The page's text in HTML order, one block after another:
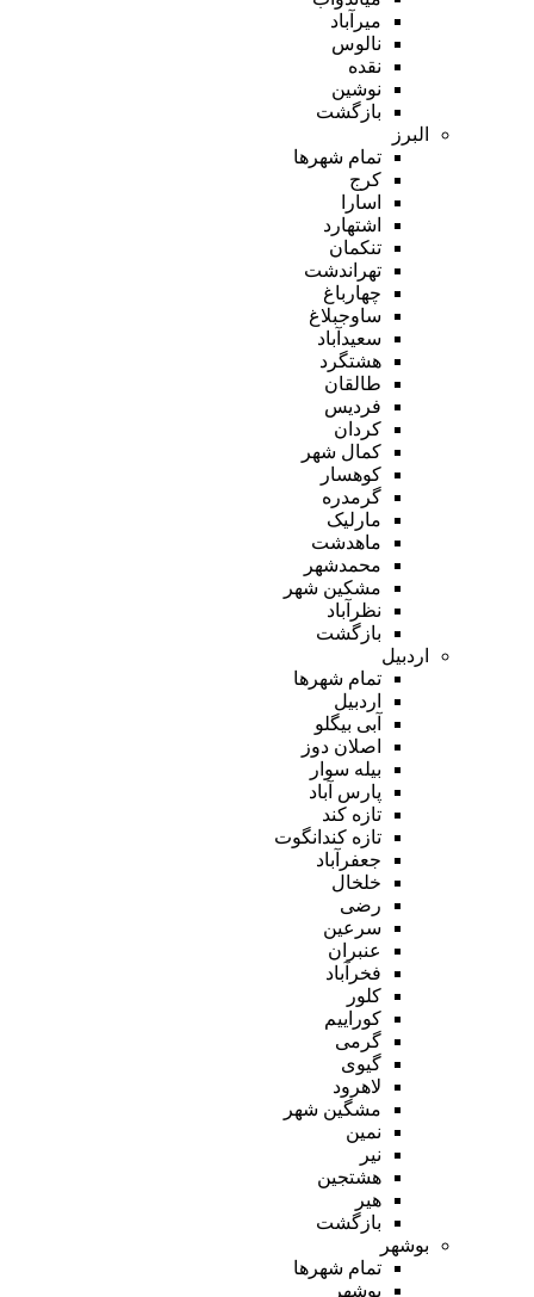
میرآباد
نالوس
نقده
نوشین
بازگشت
البرز
تمام شهر‌ها
کرج
اسارا
اشتهارد
تنکمان
تهراندشت
چهارباغ
ساوجبلاغ
سعیدآباد
هشتگرد
طالقان
فردیس
کردان
کمال شهر
کوهسار
گرمدره
مارلیک
ماهدشت
محمدشهر
مشکین شهر
نظرآباد
بازگشت
اردبیل
تمام شهر‌ها
اردبیل
آبی بیگلو
اصلان دوز
بیله سوار
پارس آباد
تازه کند
تازه کندانگوت
جعفرآباد
خلخال
رضی
سرعین
عنبران
فخرآباد
کلور
کوراییم
گرمی
گیوی
لاهرود
مشگین شهر
نمین
نیر
هشتجین
هیر
بازگشت
بوشهر
تمام شهر‌ها
بوشهر